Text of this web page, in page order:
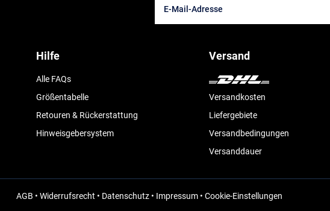
Hilfe
Alle FAQs
Größentabelle
Retouren & Rückerstattung
Hinweisgebersystem
Versand
Versandkosten
Liefergebiete
Versandbedingungen
Versanddauer
AGB • Widerrufsrecht • Datenschutz• Impressum• Cookie-Einstellungen